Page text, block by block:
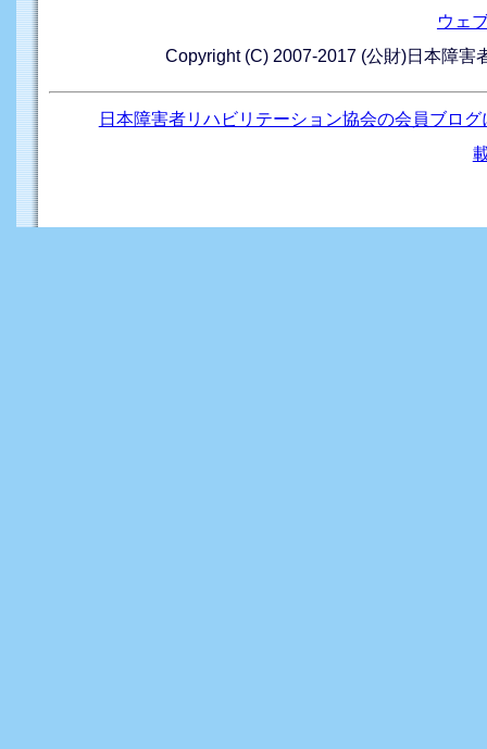
ウェ
Copyright (C) 2007-2017 (公財)日本障
日本障害者リハビリテーション協会の会員ブロ